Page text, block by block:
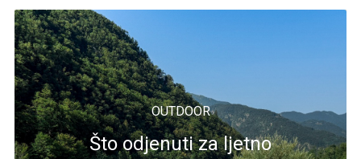
OUTDOOR
Što odjenuti za ljetno